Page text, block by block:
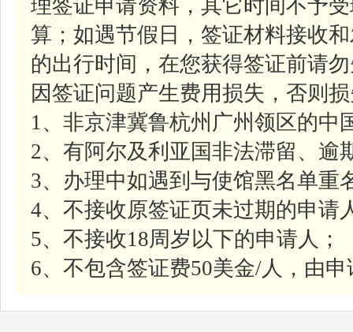
理签证申请资料，其它时间不予
算；如遇节假日，签证材料接收
的出行时间，在您获得签证前请
因签证问题产生费用损失，否则
1、非京津冀鲁杭州广州领区的中
2、有阿尔及利亚国非法滞留、逾
3、办理中如遇到与使馆黑名单重
4、不接收原签证页未过期的申请
5、不接收18周岁以下的申请人；
6、不包含签证费50美金/人，由